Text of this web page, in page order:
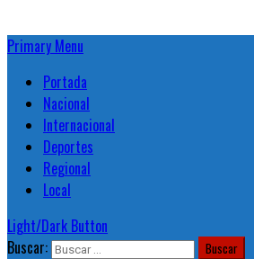
Primary Menu
Portada
Nacional
Internacional
Deportes
Regional
Local
Light/Dark Button
Buscar: